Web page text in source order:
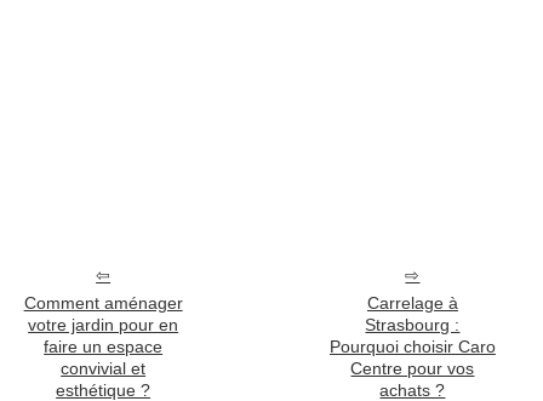
Comment aménager
votre jardin pour en
faire un espace
convivial et
esthétique ?
Carrelage à
Strasbourg :
Pourquoi choisir Caro
Centre pour vos
achats ?